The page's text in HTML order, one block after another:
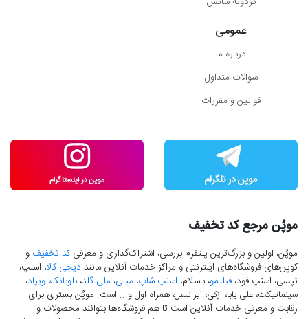
عمومی
درباره ما
سوالات متداول
قوانین و مقررات
موپُن مرجع کد تخفیف
موپُن، اولین و بزرگ‌ترین پلتفرم بررسی، اشتراک‌گذاری و معرفیکد تخفیف و
کوپن‌های فروشگاه‌های اینترنتی و مراکز خدمات آنلاین مانند دیجی کالا، اسنپ،
تپسی، اسنپ فود، فیلیمو، باسلام، اسنپ شاپ، میلی، ملی گلد، بلوبانک، ویپاد،
سینماتیکت، علی بابا، ازکی، ایرانسل، همراه اول و... است. موپُن بستری برای
رقابت و معرفی خدمات آنلاین است تا هم فروشگاه‌ها بتوانند محصولات و